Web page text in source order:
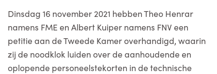
Dinsdag 16 november 2021 hebben Theo Henrar
namens FME en Albert Kuiper namens FNV een
petitie aan de Tweede Kamer overhandigd, waarin
zij de noodklok luiden over de aanhoudende en
oplopende personeelstekorten in de technische